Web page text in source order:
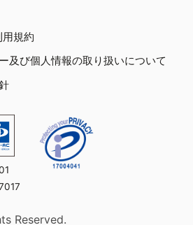
規約
及び個人情報の取り扱いについて
Reserved.